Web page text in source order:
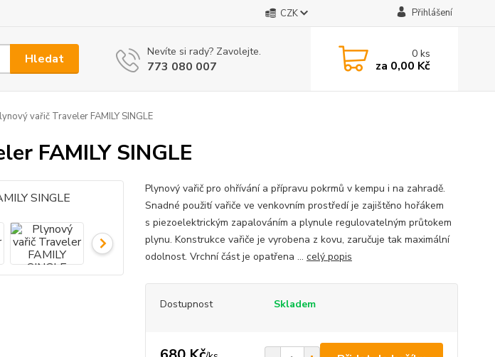
CZK Přihlášení
Hledat Nevíte si rady? Zavolejte.
773 080 007
0ks
za 0,00 Kč
vařič Traveler FAMILY SINGLE
FAMILY SINGLE
Plynový vařič pro ohřívání a přípravu pokrmů v kempu i na zahradě.
Snadné použití vařiče ve venkovním prostředí je zajištěno hořákem
s piezoelektrickým zapalováním a plynule regulovatelným průtokem
plynu. Konstrukce vařiče je vyrobena z kovu, zaručuje tak maximální
odolnost. Vrchní část je opatřena ... celý popis
Dostupnost Skladem